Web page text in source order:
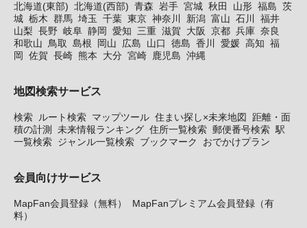
北海道(東部) 北海道(西部) 青森 岩手 宮城 秋田 山形 福島 茨
城 栃木 群馬 埼玉 千葉 東京 神奈川 新潟 富山 石川
福井
山梨 長野 岐阜 静岡 愛知 三重 滋賀 大阪 京都 兵庫 奈良
和歌山
鳥取 島根 岡山 広島 山口 徳島 香川 愛媛 高知 福
岡
佐賀 長崎 熊本 大分 宮崎 鹿児島 沖縄
地図検索サービス
検索 ルート検索 マップツール 住まい探し×未来地図
距離・面
積の計測
未来情報ランキング 住所一覧検索 郵便番号検索 駅
一覧検索 ジャンル一覧検索 ブックマーク おでかけプラン
会員向けサービス
MapFan会員登録（無料）
MapFanプレミアム会員登録（有
料）